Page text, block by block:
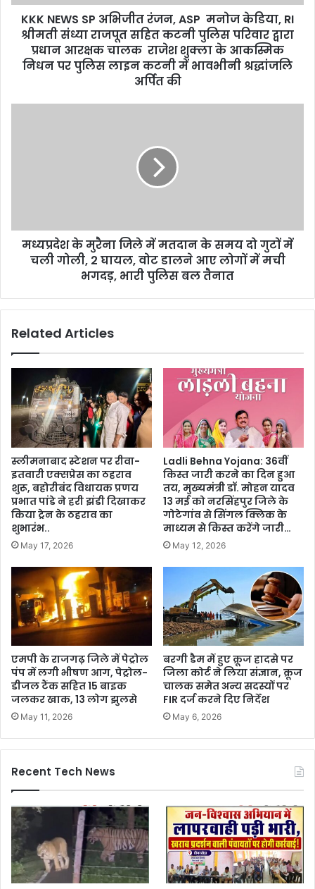
KKK NEWS SP अभिजीत रंजन, ASP मनोज केडिया, RI
श्रीमती संध्या राजपूत सहित कटनी पुलिस परिवार द्वारा
प्रधान आरक्षक चालक राजेश शुक्ला के आकस्मिक
निधन पर पुलिस लाइन कटनी में भावभीनी श्रद्धांजलि
अर्पित की
मध्यप्रदेश के मुरैना जिले में मतदान के समय दो गुटों में
चली गोली, 2 घायल, वोट डालने आए लोगों में मची
भगदड़, भारी पुलिस बल तैनात
Related Articles
स्लीमनाबाद स्टेशन पर रीवा-
इतवारी एक्सप्रेस का ठहराव
शुरू, बहोरीबंद विधायक प्रणय
प्रभात पांडे ने हरी झंडी दिखाकर
किया ट्रेन के ठहराव का
शुभारंभ..
May 17, 2026
Ladli Behna Yojana: 36वीं
किस्त जारी करने का दिन हुआ
तय, मुख्यमंत्री डॉ. मोहन यादव
13 मई को नरसिंहपुर जिले के
गोटेगांव से सिंगल क्लिक के
माध्यम से किस्त करेंगे जारी…
May 12, 2026
एमपी के राजगढ़ जिले में पेट्रोल
पंप में लगी भीषण आग, पेट्रोल-
डीजल टैंक सहित 15 बाइक
जलकर खाक, 13 लोग झुलसे
May 11, 2026
बरगी डैम में हुए क्रूज हादसे पर
जिला कोर्ट ने लिया संज्ञान, क्रूज
चालक समेत अन्य सदस्यों पर
FIR दर्ज करने दिए निर्देश
May 6, 2026
Recent Tech News